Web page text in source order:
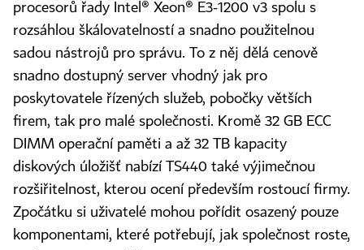
procesorů řady Intel® Xeon® E3-1200 v3 spolu s
rozsáhlou škálovatelností a snadno použitelnou
sadou nástrojů pro správu. To z něj dělá cenově
snadno dostupný server vhodný jak pro
poskytovatele řízených služeb, pobočky větších
firem, tak pro malé společnosti. Kromě 32 GB ECC
DIMM operační paměti a až 32 TB kapacity
diskových úložišť nabízí TS440 také výjimečnou
rozšiřitelnost, kterou ocení především rostoucí firmy.
Zpočátku si uživatelé mohou pořídit osazený pouze
komponentami, které potřebují, jak společnost roste,